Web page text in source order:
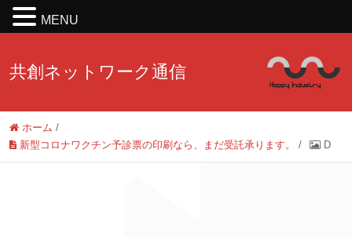
共創ネットワーク通信
ホーム /
新型コロナワクチン予診票の印刷なら、まだ受託承ります。
/ D
MENU